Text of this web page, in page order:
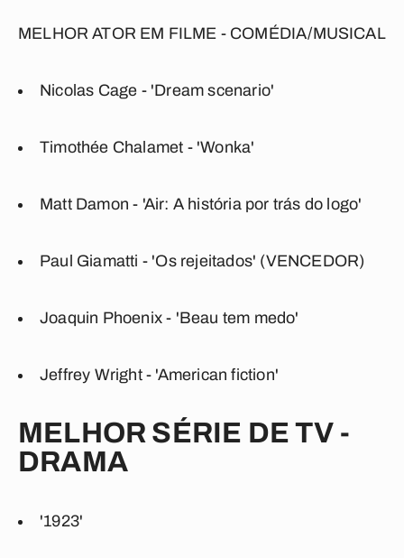
MELHOR ATOR EM FILME - COMÉDIA/MUSICAL
Nicolas Cage - 'Dream scenario'
Timothée Chalamet - 'Wonka'
Matt Damon - 'Air: A história por trás do logo'
Paul Giamatti - 'Os rejeitados' (VENCEDOR)
Joaquin Phoenix - 'Beau tem medo'
Jeffrey Wright - 'American fiction'
MELHOR SÉRIE DE TV -
DRAMA
'1923'